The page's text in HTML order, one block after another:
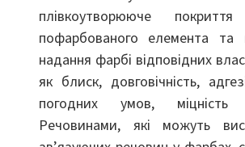
плівкоутворююче
пофарбованого елемента та
надання фарбі відповідних
як блиск, довговічність,
погодних умов, міцність
Речовинами, які можуть